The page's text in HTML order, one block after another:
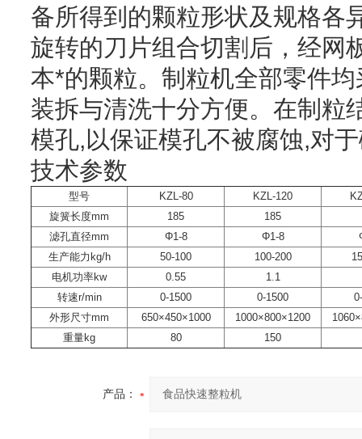
备所得到的颗粒形状及规格各
旋转的刀片组合切割后，经网
本*的颗粒。制粒机全部零件
装拆与清洗十分方便。在制粒
模孔,以保证模孔不被腐蚀,对
技术参数
型号 KZL-80 KZL-120
旋簧长度mm
185 185
滤孔直径mm
Φ1-8 Φ1-8
生产能力kg/h
50-100 100-200
电机功率kw
0.55
1.1
转速r/min
0-1500 0-1500
外形尺寸mm
650×450×1000 1000×800×1200
重量kg
80 150
产品：